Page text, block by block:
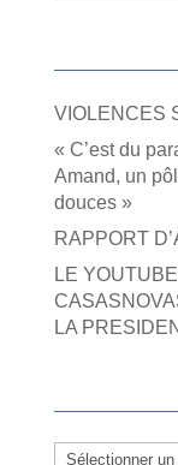
VIOLENCES
« C’est du
Amand, un
douces »
RAPPORT
LE
LA
Archives